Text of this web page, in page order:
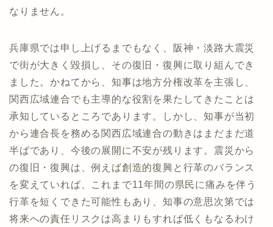
なりません。
兵庫県では申し上げるまでもなく、阪神・淡路大震災
で街が大きく毀損し、その復旧・復興に取り組んでき
ました。かねてから、知事は地方分権改革を主張し、
関西広域連合でも主導的な役割を果たしてきたことは
承知しているところであります。しかし、知事が当初
から連合長を務める関西広域連合の動きはまだまだ道
半ばであり、今後の展開に不安が残ります。震災から
の復旧・復興は、例えば創造的復興と行革のバランス
を変えていれば、これまで11年間の県民に痛みを伴う
行革を短くできた可能性もあり、知事の意思次第では
将来への責任リスクは高まりもすれば低くもなるわけ